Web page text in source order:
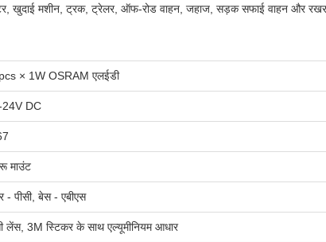
खुदाई मशीन, ट्रक, ट्रेलर, ऑफ-रोड वाहन, जहाज, सड़क सफाई वाहन और
× 1W OSRAM एलईडी
24V DC
माउंट
- पीसी, बेस - एबीएस
लेंस, 3M स्टिकर के साथ एल्यूमीनियम आधार